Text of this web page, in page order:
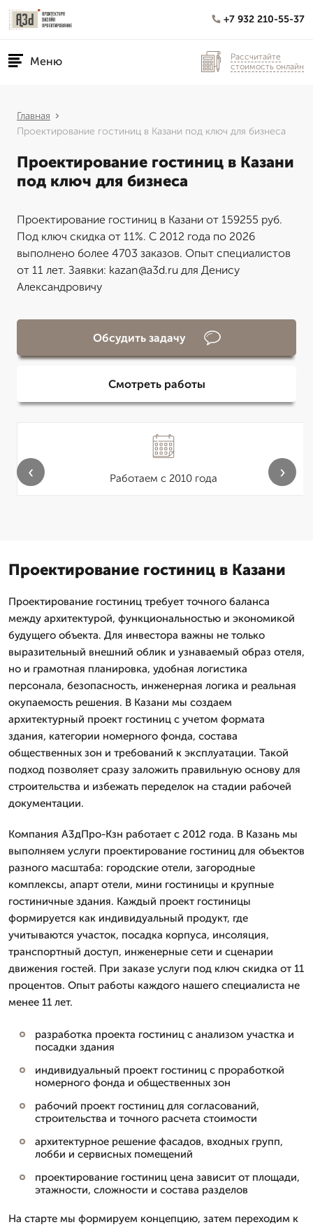
+7 932 210-55-37
Меню
Рассчитайте
стоимость онлайн
Главная
Проектирование гостиниц в Казани под ключ для бизнеса
Проектирование гостиниц в Казани
под ключ для бизнеса
Проектирование гостиниц в Казани от 159255 руб.
Под ключ скидка от 11%. С 2012 года по 2026
выполнено более 4703 заказов. Опыт специалистов
от 11 лет. Заявки: kazan@a3d.ru для Денису
Александровичу
Обсудить задачу
Смотреть работы
Работаем с 2010 года
‹ ›
Проектирование гостиниц в Казани
Проектирование гостиниц требует точного баланса
между архитектурой, функциональностью и экономикой
будущего объекта. Для инвестора важны не только
выразительный внешний облик и узнаваемый образ отеля,
но и грамотная планировка, удобная логистика
персонала, безопасность, инженерная логика и реальная
окупаемость решения. В Казани мы создаем
архитектурный проект гостиниц с учетом формата
здания, категории номерного фонда, состава
общественных зон и требований к эксплуатации. Такой
подход позволяет сразу заложить правильную основу для
строительства и избежать переделок на стадии рабочей
документации.
Компания А3дПро-Кзн работает с 2012 года. В Казань мы
выполняем услуги проектирование гостиниц для объектов
разного масштаба: городские отели, загородные
комплексы, апарт отели, мини гостиницы и крупные
гостиничные здания. Каждый проект гостиницы
формируется как индивидуальный продукт, где
учитываются участок, посадка корпуса, инсоляция,
транспортный доступ, инженерные сети и сценарии
движения гостей. При заказе услуги под ключ скидка от 11
процентов. Опыт работы каждого нашего специалиста не
менее 11 лет.
разработка проекта гостиниц с анализом участка и
посадки здания
индивидуальный проект гостиниц с проработкой
номерного фонда и общественных зон
рабочий проект гостиниц для согласований,
строительства и точного расчета стоимости
архитектурное решение фасадов, входных групп,
лобби и сервисных помещений
проектирование гостиниц цена зависит от площади,
этажности, сложности и состава разделов
На старте мы формируем концепцию, затем переходим к